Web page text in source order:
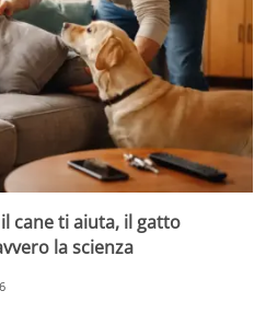
cane ti aiuta, il gatto
la scienza